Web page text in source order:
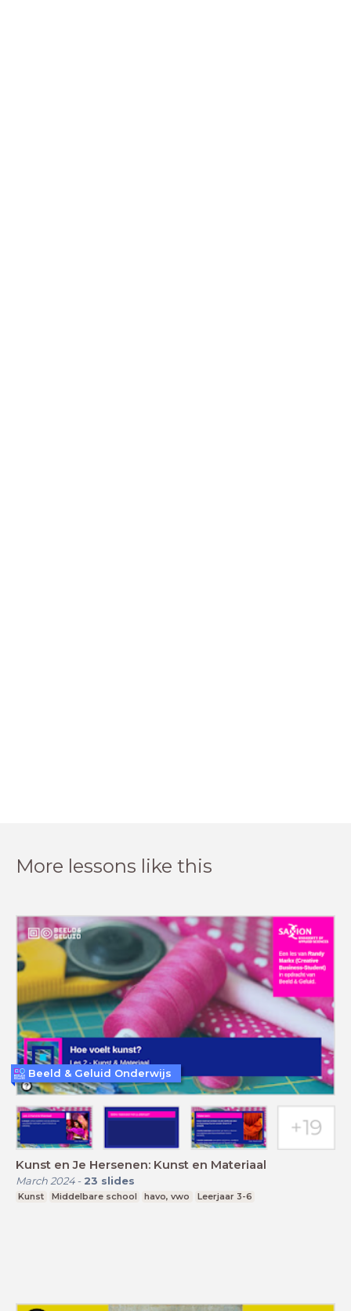
More lessons like this
Kunst en Je Hersenen: Kunst en Materiaal
March 2024- 23 slides
Kunst Middelbare school havo, vwo Leerjaar 3-6
Beeld & Geluid Onderwijs